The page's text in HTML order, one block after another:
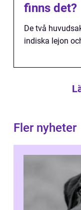
finns det?
De två
indiska lejon
Fler nyheter